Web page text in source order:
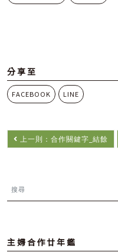
分享至
FACEBOOK LINE
上一則：合作關鍵字_結餘
主婦合作廿年鑑